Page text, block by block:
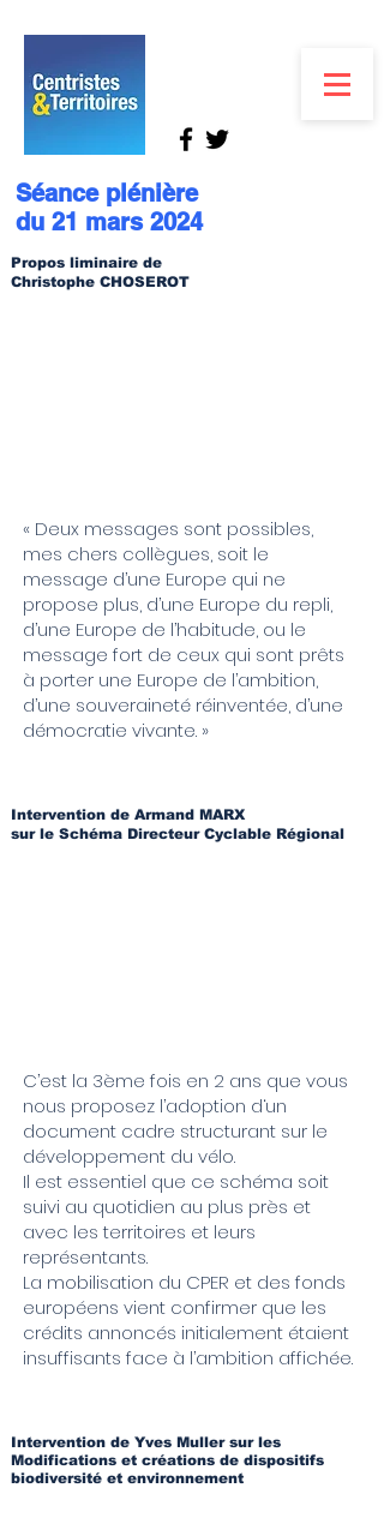
Séance plénière
du 21 mars 2024
Propos liminaire de
Christophe CHOSEROT
« Deux messages sont possibles,
mes chers collègues, soit le
message d’une Europe qui ne
propose plus, d’une Europe du repli,
d’une Europe de l’habitude, ou le
message fort de ceux qui sont prêts
à porter une Europe de l’ambition,
d’une souveraineté réinventée, d’une
démocratie vivante. »
Intervention de Armand MARX
sur le Schéma Directeur Cyclable Régional
C’est la 3ème fois en 2 ans que vous
nous proposez l’adoption d‘un
document cadre structurant sur le
développement du vélo.
Il est essentiel que ce schéma soit
suivi au quotidien au plus près et
avec les territoires et leurs
représentants.
La mobilisation du CPER et des fonds
européens vient confirmer que les
crédits annoncés initialement étaient
insuffisants face à l’ambition affichée.
Intervention de Yves Muller sur les
Modifications et créations de dispositifs
biodiversité et environnement